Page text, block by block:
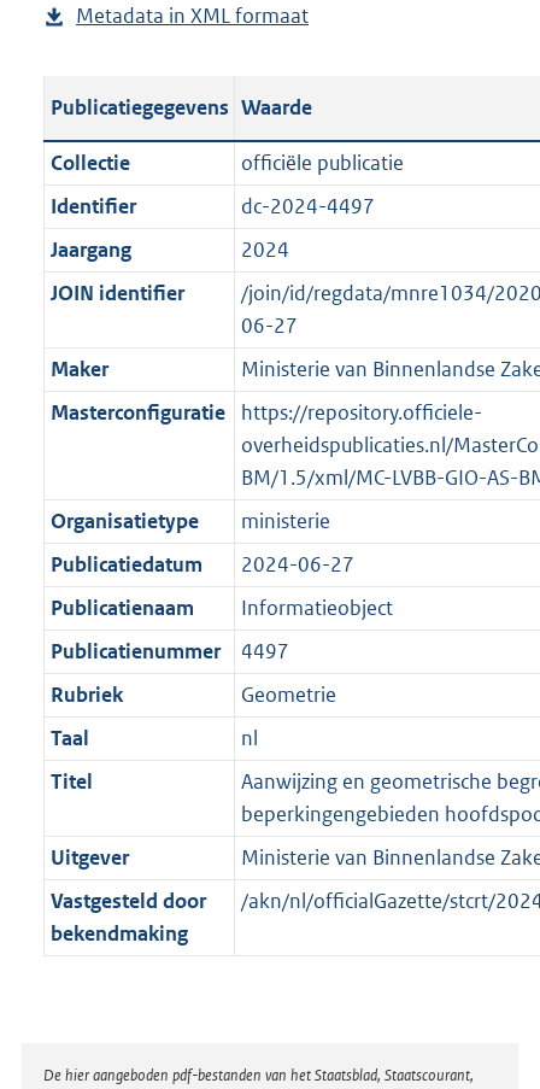
u
l
c
a
t
i
e
n
f
o
a
a
t
r
o
t
e
:
2
,
M
b
p
b
i
c
a
t
i
i
n
f
m
a
a
t
g
o
t
t
e
:
o
b
e
k
d
Metadata in XML formaat
t
a
n
d
g
r
o
o
t
t
e
:
2
K
b
Publicatiegegevens Waarde
Collectie
officiële publicatie
Identifier
dc-2024-4497
Jaargang
2024
JOIN identifier
/join/id/regdata/mnre1034/
06-27
Maker
Ministerie van Binnenlandse
Masterconfiguratie
https://repository.officiele-
overheidspublicaties.nl/
BM/1.5/xml/MC-LVBB-GIO-AS-
Organisatietype
ministerie
Publicatiedatum
2024-06-27
Publicatienaam
Informatieobject
Publicatienummer
4497
Rubriek
Geometrie
Taal
nl
Titel
Aanwijzing en geometrische
beperkingengebieden
Uitgever
Ministerie van Binnenlandse
Vastgesteld door
bekendmaking
/akn/nl/officialGazette/stcrt/
Disclaimer
De hier aangeboden pdf-bestanden van het Staatsblad, Staatscourant,